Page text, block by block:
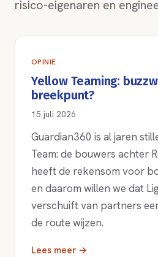
risico-eigenaren en
OPINIE
Yellow Teaming:
breekpunt?
15 juli 2026
Guardian360 is al jaren
Team: de bouwers achter
heeft de rekensom voor
en daarom willen we dat
verschuift van partners
de route wijzen.
Lees meer →